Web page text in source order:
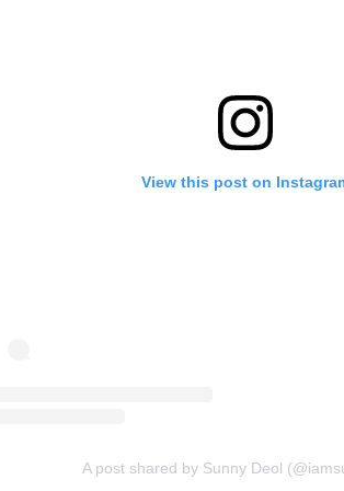
View this post on
A post shared by Sunny Deol